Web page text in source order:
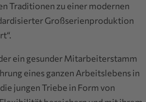
Traditionen zu einer modernen
Großserienproduktion
ein gesunder Mitarbeiterstamm
eines ganzen Arbeitslebens in
jungen Triebe in Form von